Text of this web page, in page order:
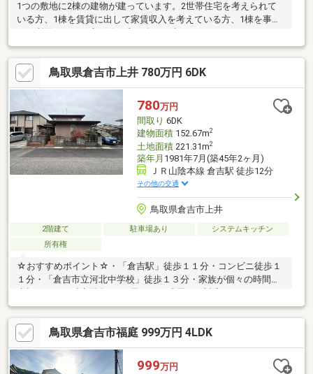
1つの敷地に2棟の建物が建っています。2世帯住宅を考えられて
いる方、1棟を賃貸に出して家賃収入を考えている方、1棟を事業
鳥取県倉吉市上井 780万円 6DK
780万円
間取り 6DK
建物面積152.67m2
土地面積221.31m2
築年月 1981年7月(築45年2ヶ月)
ＪＲ山陰本線 倉吉駅 徒歩12分
その他の交通
鳥取県倉吉市上井
2階建て 駐車場あり
システムキッチン
所有権
☆おすすめポイント☆・「倉吉駅」徒歩１１分・コンビニ徒歩１
１分・「倉吉市立河北中学校」徒歩１３分・家族が個々の時間を
りの部屋数♪・ライフスタイルに合わせて使える、和室・洋室のあ
る住まい♪・カーポート付きで愛車を雨風から守れます
♪◆◆──────────◆◆ 物件見学予約受付中！ お問い合わ
せはお早めに！ TEL【0857-30-7788】◆◆──────────◆◆
鳥取県倉吉市福庭 999万円 4LDK
999万円